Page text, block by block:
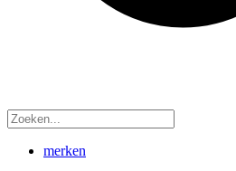
merken